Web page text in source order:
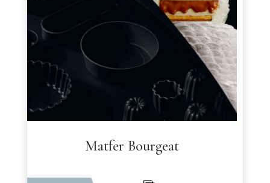
Matfer Bourgeat